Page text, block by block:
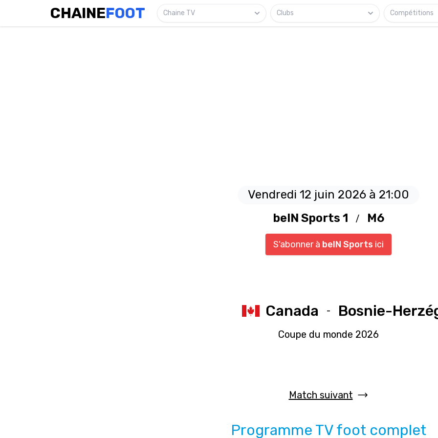
CHAINEFOOT Chaine TV Clubs Compétitions
Vendredi 12 juin 2026 à 21:00
beIN Sports 1
/ M6
S'abonner à beIN Sports ici
Canada - Bosnie-
Coupe du monde 2026
Match suivant
Programme TV foot complet